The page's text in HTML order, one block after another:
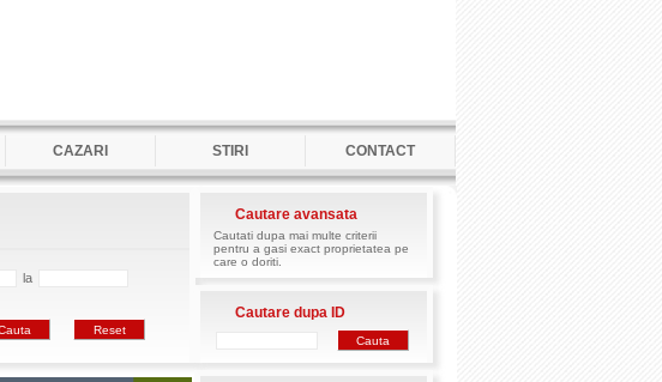
CAZARI STIRI CONTACT
la
Cautare avansata
Cautati dupa mai multe criterii
pentru a gasi exact proprietatea pe
care o doriti.
Cautare dupa ID